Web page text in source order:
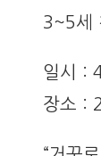
3~5세
일시 :
장소 :